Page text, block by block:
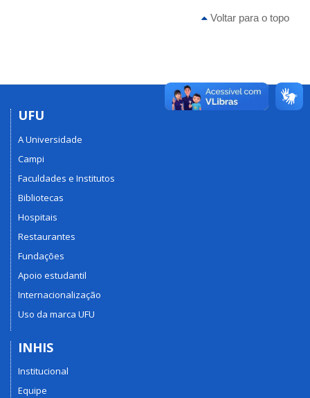
Voltar para o topo
UFU
A Universidade
Campi
Faculdades e Institutos
Bibliotecas
Hospitais
Restaurantes
Fundações
Apoio estudantil
Internacionalização
Uso da marca UFU
INHIS
Institucional
Equipe